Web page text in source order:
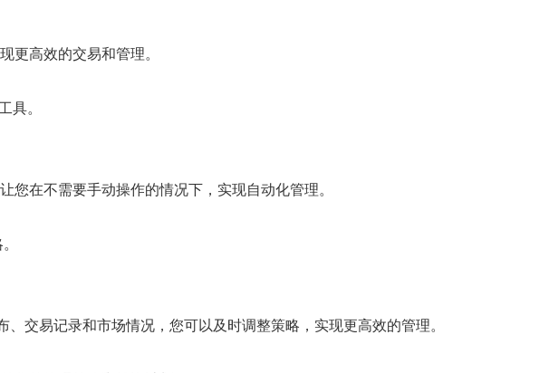
更高效的交易和管理。
具。
在不需要手动操作的情况下，实现自动化管理。
交易记录和市场情况，您可以及时调整策略，实现更高效的管理。